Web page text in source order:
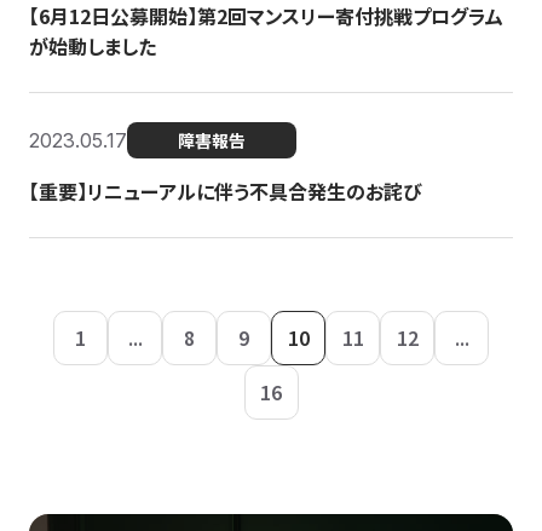
【6月12日公募開始】第2回マンスリー寄付挑戦プログラム
が始動しました
2023.05.17 障害報告
【重要】リニューアルに伴う不具合発生のお詫び
1 ... 8 9 10 11 12
...
16